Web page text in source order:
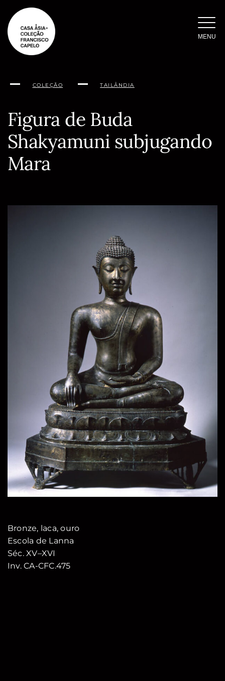
para
conteúdo
MENU
COLEÇÃO TAILÂNDIA
Figura de Buda
Shakyamuni subjugando
Mara
página
Bronze, laca, ouro
Escola de Lanna
Séc. XV–XVI
Inv. CA-CFC.475